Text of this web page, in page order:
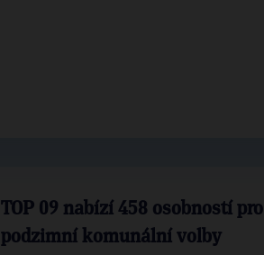
TOP 09 nabízí 458 osobností pro
podzimní komunální volby